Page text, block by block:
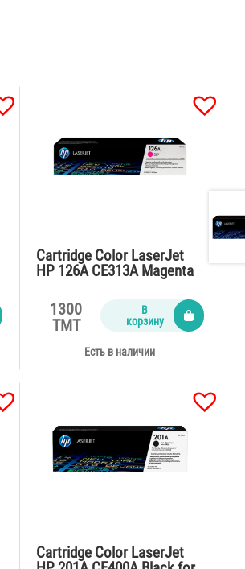
Cartridge Color LaserJet
HP 126A CE313A Magenta
(1000 pages)
1300
TMT
В
корзину
Есть в наличии
Cartridge Color LaserJet